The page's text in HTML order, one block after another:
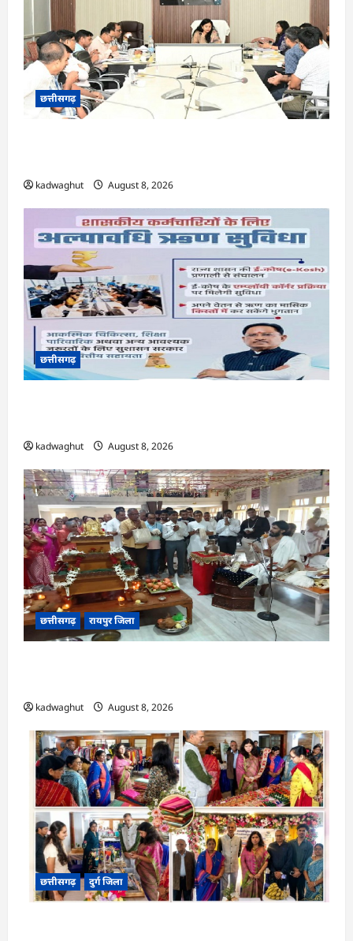
छत्तीसगढ़
kadwaghut August 8, 2026
छत्तीसगढ़
kadwaghut August 8, 2026
छत्तीसगढ़ रायपुर जिला
kadwaghut August 8, 2026
छत्तीसगढ़ दुर्ग जिला